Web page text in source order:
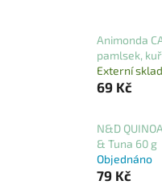
Animonda
pamlsek,
Externí sklad
69 Kč
N&D
& Tuna 60 g
Objednáno
79 Kč